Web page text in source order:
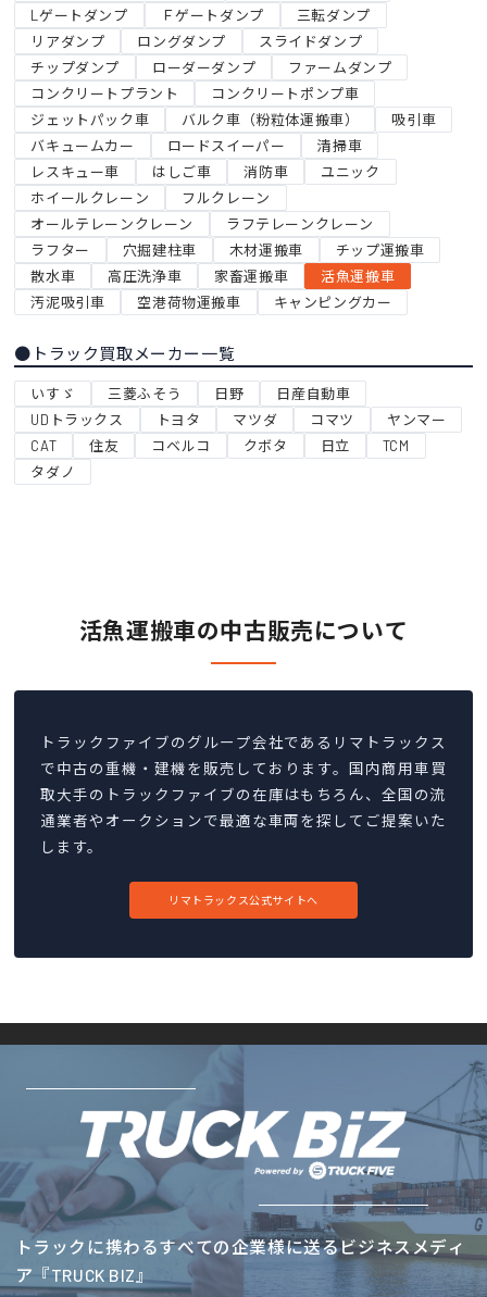
Lゲートダンプ
Ｆゲートダンプ
三転ダンプ
リアダンプ
ロングダンプ
スライドダンプ
チップダンプ
ローダーダンプ
ファームダンプ
コンクリートプラント
コンクリートポンプ車
ジェットパック車
バルク車（粉粒体運搬車）
吸引車
バキュームカー
ロードスイーパー
清掃車
レスキュー車
はしご車 消防車
ユニック
ホイールクレーン
フルクレーン
オールテレーンクレーン
ラフテレーンクレーン
ラフター
穴掘建柱車 木材運搬車
チップ運搬車
散水車
高圧洗浄車 家畜運搬車
活魚運搬車
汚泥吸引車
空港荷物運搬車 キャンピングカー
●トラック買取メーカー一覧
いすゞ 三菱ふそう 日野
日産自動車
UDトラックス
トヨタ マツダ コマツ
ヤンマー
CAT
住友 コベルコ クボタ 日立
TCM
タダノ
活魚運搬車の中古販売について
トラックファイブのグループ会社であるリマトラックス
で中古の重機・建機を販売しております。国内商用車買
取大手のトラックファイブの在庫はもちろん、全国の流
通業者やオークションで最適な車両を探してご提案いた
します。
リマトラックス公式サイトへ
トラックに携わるすべての企業様に送るビジネスメディ
ア『TRUCK BIZ』